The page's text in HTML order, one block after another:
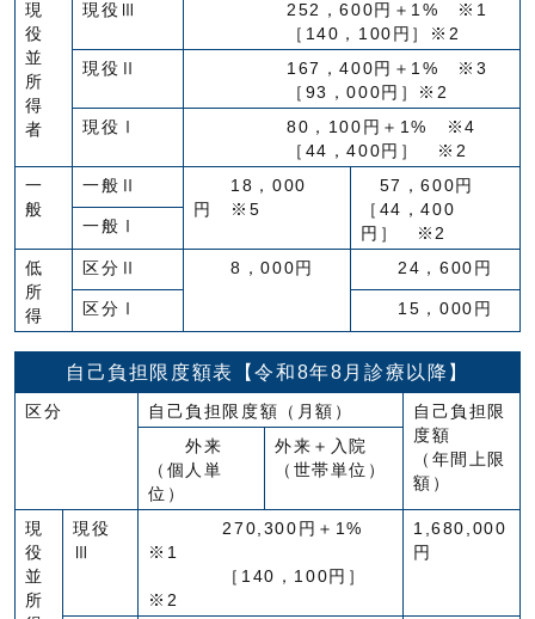
現
役
並
所
得
者
現役Ⅲ
252，600円＋1% ※1
［140，100円］※2
現役Ⅱ
167，400円＋1% ※3
［93，000円］※2
現役Ⅰ
80，100円＋1% ※4
［44，400円］ ※2
一
般
一般Ⅱ
18，000
円 ※5
57，600円
［44，400
円］ ※2
一般Ⅰ
低
所
得
区分Ⅱ 8，000円 24，600円
区分Ⅰ 15，000円
自己負担限度額表【令和8年8月診療以降】
区分 自己負担限度額（月額）
自己負担限
度額
（年間上限
額）
外来
（個人単
位）
外来＋入院
（世帯単位）
現
役
並
所
現役
270,300円＋1%
※1
［140，100円］
※2
1,680,000
円